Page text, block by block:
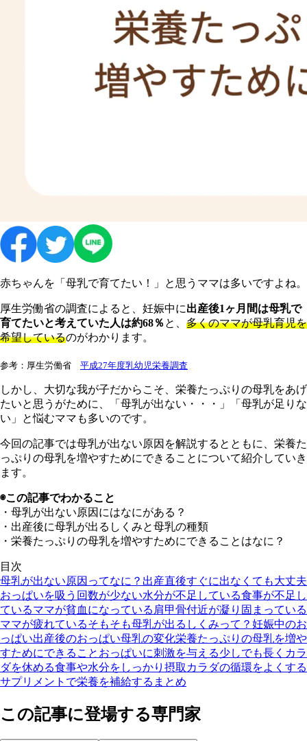
赤ちゃんを「母乳で育てたい！」と思うママは多いですよね。
厚生労働省の調査によると、妊娠中に出産後1ヶ月間は母乳で
育てたいと考えていた人は約68％ と、 多くのママが母乳育児を
希望しているのがわかります。
参考：厚生労働省 平成27年度乳幼児栄養調査
しかし、大切な我が子だからこそ、栄養たっぷりの母乳をあげ
たいと思うがために、「母乳が出ない・・・」「母乳が足りな
い」と悩むママも多いのです。
今回の記事では母乳が出ない原因を解説するとともに、栄養た
っぷりの母乳を増やすためにできることについて紹介していき
ます。
◉この記事でわかること
・母乳が出ない原因にはなにがある？
・出産後に母乳が出るしくみと母乳の種類
・栄養たっぷりの母乳を増やすためにできることはなに？
目次
母乳が出ない原因ってなに？ 出産直後すぐに出なくても大丈夫
おっぱいを吸う回数が少ない水分が不足している食事が不足し
ているママが貧血になっている 肩甲骨付近が凝り固まっている
ママが疲れているそもそも母乳が出るしくみって？ 妊娠中のお
っぱい出産後のおっぱい母乳の変化栄養たっぷりの母乳を増や
すためにできること おっぱいに刺激を与える少しでも長くカラ
ダを休める食事や水分をしっかり摂取 カラダの循環をよくする
サプリメントで栄養を補給する まとめ
この記事に登場する専門家